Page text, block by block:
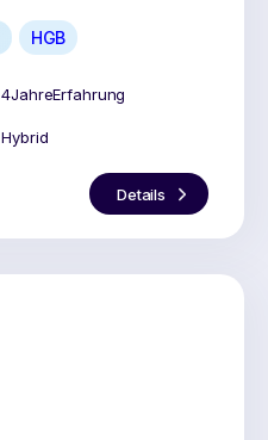
HGB
4JahreErfahrung
Hybrid
Details